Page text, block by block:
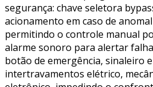
segurança: chave seletora
acionamento em caso de
permitindo o controle manual
alarme sonoro para alertar
botão de emergência, sinaleiro e
intertravamentos elétrico,